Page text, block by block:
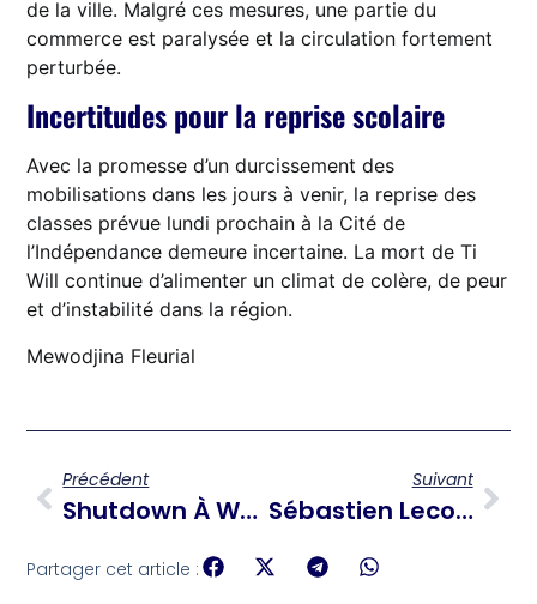
de la ville. Malgré ces mesures, une partie du
commerce est paralysée et la circulation fortement
perturbée.
Incertitudes pour la reprise scolaire
Avec la promesse d’un durcissement des
mobilisations dans les jours à venir, la reprise des
classes prévue lundi prochain à la Cité de
l’Indépendance demeure incertaine. La mort de Ti
Will continue d’alimenter un climat de colère, de peur
et d’instabilité dans la région.
Mewodjina Fleurial
Précédent
Shutdown À Washington : Trump Menace De Coupes Massives Dans Les Agences Fédérales
Suivant
Sébastien Lecornu Démissionne, La France Encore Une Fois Dans L’incertitude Politique
Partager cet article :